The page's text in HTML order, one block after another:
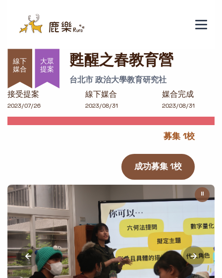
甦醒之春教育營
大眾
提案
甦醒之春教育營
台北市 政治大學教育研究社
接受提案
2023/07/26
線下媒合
2023/08/31
媒合完成
2023/08/31
募集 1校
成功募集 1校